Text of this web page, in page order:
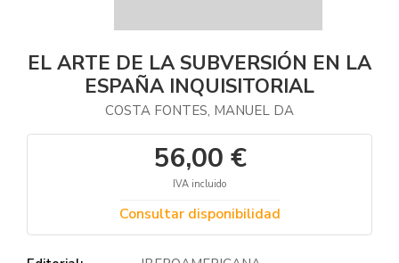
EL ARTE DE LA SUBVERSIÓN EN LA
ESPAÑA INQUISITORIAL
COSTA FONTES, MANUEL DA
56,00 €
IVA incluido
Consultar disponibilidad